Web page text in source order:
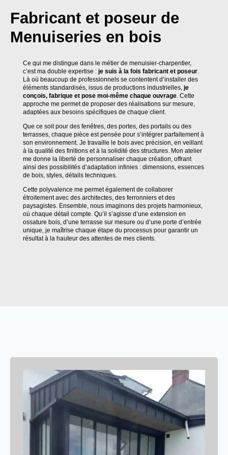
Fabricant et poseur de
Menuiseries en bois
Ce qui me distingue dans le métier de menuisier-charpentier,
c’est ma double expertise : je suis à la fois fabricant et poseur
Là où beaucoup de professionnels se contentent d’installer des
éléments standardisés, issus de productions industrielles, je
conçois, fabrique et pose moi-même chaque ouvrage . Cette
approche me permet de proposer des réalisations sur mesure,
adaptées aux besoins spécifiques de chaque client.
Que ce soit pour des fenêtres, des portes, des portails ou des
terrasses, chaque pièce est pensée pour s’intégrer parfaitement à
son environnement. Je travaille le bois avec précision, en veillant
à la qualité des finitions et à la solidité des structures. Mon atelier
me donne la liberté de personnaliser chaque création, offrant
ainsi des possibilités d’adaptation infinies : dimensions, essences
de bois, styles, détails techniques.
Cette polyvalence me permet également de collaborer
étroitement avec des architectes, des ferronniers et des
paysagistes. Ensemble, nous imaginons des projets harmonieux,
où chaque détail compte. Qu’il s’agisse d’une extension en
ossature bois, d’une terrasse sur mesure ou d’une porte d’entrée
unique, je maîtrise chaque étape du processus pour garantir un
résultat à la hauteur des attentes de mes clients.